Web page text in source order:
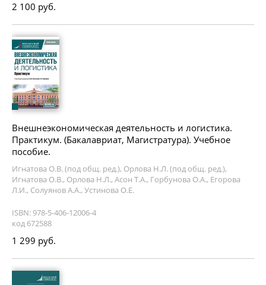
2 100 руб.
Внешнеэкономическая деятельность и логистика.
Практикум. (Бакалавриат, Магистратура). Учебное
пособие.
Игнатова О.В. (под общ. ред.), Орлова Н.Л. (под общ. ред.),
Игнатова О.В., Орлова Н.Л., Асон Т.А., Горбунова О.А., Егорова
Л.И., Солуянов А.А., Устинова О.Е.
ISBN: 978-5-406-12006-4
код 672588
1 299 руб.